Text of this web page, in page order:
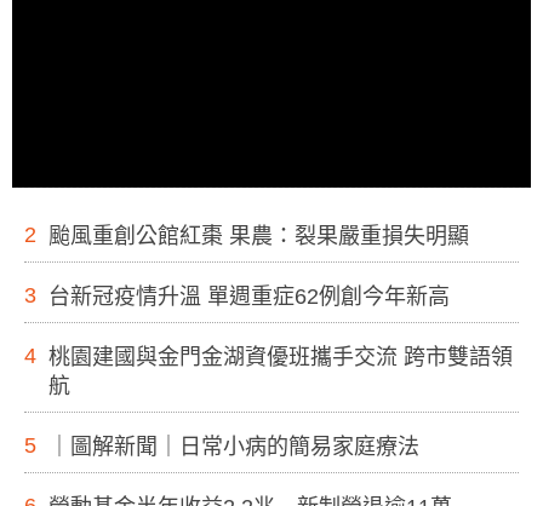
2 颱風重創公館紅棗 果農：裂果嚴重損失明顯
3 台新冠疫情升溫 單週重症62例創今年新高
4 桃園建國與金門金湖資優班攜手交流 跨市雙語領
航
5 ｜圖解新聞｜日常小病的簡易家庭療法